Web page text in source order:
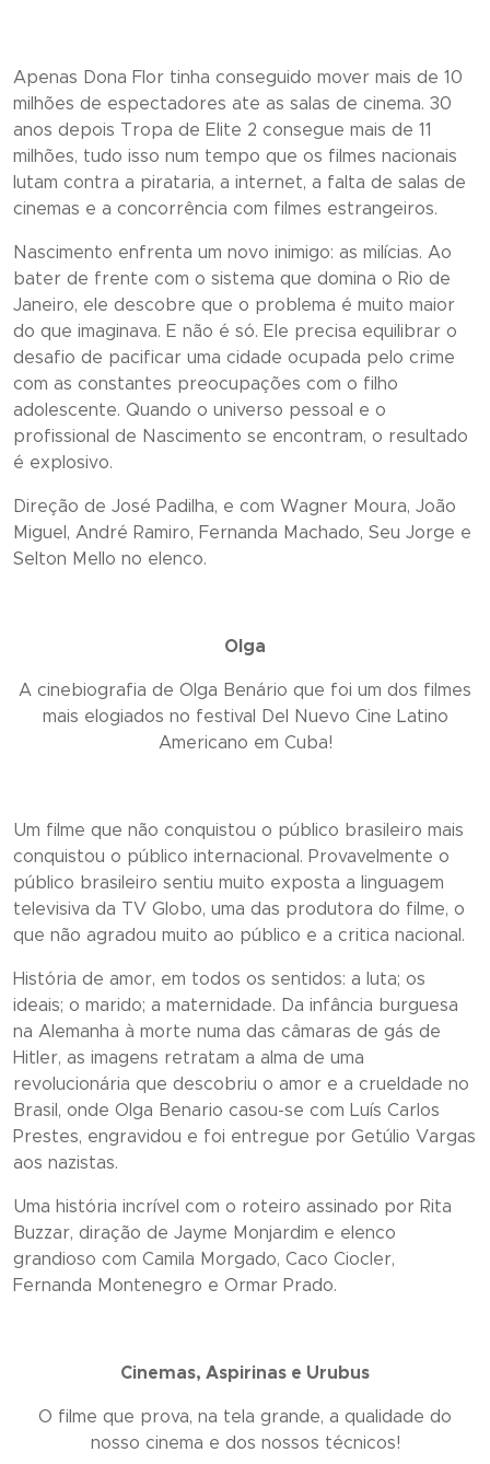
Apenas Dona Flor tinha conseguido mover mais de 10
milhões de espectadores ate as salas de cinema. 30
anos depois Tropa de Elite 2 consegue mais de 11
milhões, tudo isso num tempo que os filmes nacionais
lutam contra a pirataria, a internet, a falta de salas de
cinemas e a concorrência com filmes estrangeiros.
Nascimento enfrenta um novo inimigo: as milícias. Ao
bater de frente com o sistema que domina o Rio de
Janeiro, ele descobre que o problema é muito maior
do que imaginava. E não é só. Ele precisa equilibrar o
desafio de pacificar uma cidade ocupada pelo crime
com as constantes preocupações com o filho
adolescente. Quando o universo pessoal e o
profissional de Nascimento se encontram, o resultado
é explosivo.
Direção de José Padilha, e com Wagner Moura, João
Miguel, André Ramiro, Fernanda Machado, Seu Jorge e
Selton Mello no elenco.
Olga
A cinebiografia de Olga Benário que foi um dos filmes
mais elogiados no festival Del Nuevo Cine Latino
Americano em Cuba!
Um filme que não conquistou o público brasileiro mais
conquistou o público internacional. Provavelmente o
público brasileiro sentiu muito exposta a linguagem
televisiva da TV Globo, uma das produtora do filme, o
que não agradou muito ao público e a critica nacional.
História de amor, em todos os sentidos: a luta; os
ideais; o marido; a maternidade. Da infância burguesa
na Alemanha à morte numa das câmaras de gás de
Hitler, as imagens retratam a alma de uma
revolucionária que descobriu o amor e a crueldade no
Brasil, onde Olga Benario casou-se com Luís Carlos
Prestes, engravidou e foi entregue por Getúlio Vargas
aos nazistas.
Uma história incrível com o roteiro assinado por Rita
Buzzar, diração de Jayme Monjardim e elenco
grandioso com Camila Morgado, Caco Ciocler,
Fernanda Montenegro e Ormar Prado.
Cinemas, Aspirinas e Urubus
O filme que prova, na tela grande, a qualidade do
nosso cinema e dos nossos técnicos!